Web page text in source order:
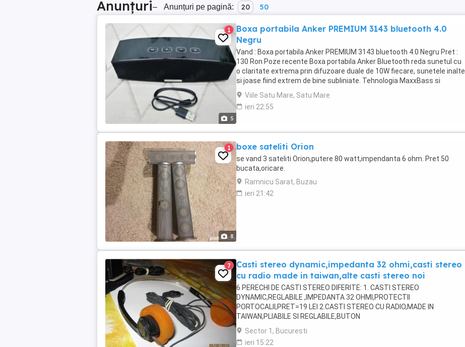
Anunțuri– Anunțuri pe pagină: 20 50
5
1
Boxa portabila Anker PREMIUM 3143 bluetooth 4.0
Negru
Vand : Boxa portabila Anker PREMIUM 3143 bluetooth 4.0 Negru Pret :
130 Ron Poze recente Boxa portabila Anker Bluetooth reda sunetul cu
o claritate extrema prin difuzoare duale de 10W fiecare, sunetele inalte
si joase fiind extrem de bine subliniate. Tehnologia MaxxBass si
subwoofer-ele duale pasive ...
Viile Satu Mare, Satu Mare
ieri 22:55
8
1 boxe sateliti Orion
se vand 3 sateliti Orion,putere 80 watt,impendanta 6 ohm. Pret 50
bucata,oricare.
Ramnicu Sarat, Buzau
ieri 21:42
7
Casti stereo dynamic,impedanta 32 ohmi,casti stereo
cu radio made in taiwan,alte casti stereo noi
6 PERECHI DE CASTI STEREO DIFERITE: 1. CASTI STEREO
DYNAMIC,REGLABILE ,IMPEDANTA 32 OHMI,PROTECTII
PORTOCALII,PRET=19 LEI 2.CASTI STEREO CU RADIO,MADE IN
TAIWAN,PLIABILE SI REGLABILE,BUTON
PORNIT/OPRIT,POTENTIOMETRU VOLUM,PRET=29 LEI ATENTIE !!
NECESITA SCHIMBARE BATERII 3.CASTI STEREO ALITALIA ...
Sector 1, Bucuresti
ieri 15:22